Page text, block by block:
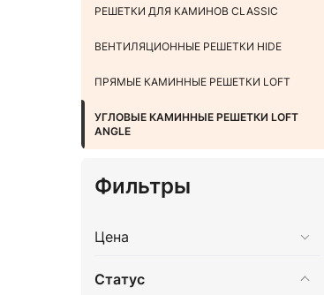
РЕШЕТКИ ДЛЯ КАМИНОВ CLASSIC
ВЕНТИЛЯЦИОННЫЕ РЕШЕТКИ HIDE
ПРЯМЫЕ КАМИННЫЕ РЕШЕТКИ LOFT
УГЛОВЫЕ КАМИННЫЕ РЕШЕТКИ LOFT
ANGLE
Фильтры
Цена
Статус